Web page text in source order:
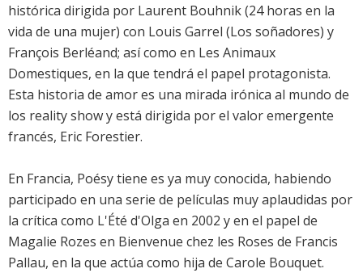
histórica dirigida por Laurent Bouhnik (24 horas en la
vida de una mujer) con Louis Garrel (Los soñadores) y
François Berléand; así como en Les Animaux
Domestiques, en la que tendrá el papel protagonista.
Esta historia de amor es una mirada irónica al mundo de
los reality show y está dirigida por el valor emergente
francés, Eric Forestier.
En Francia, Poésy tiene es ya muy conocida, habiendo
participado en una serie de películas muy aplaudidas por
la crítica como L'Été d'Olga en 2002 y en el papel de
Magalie Rozes en Bienvenue chez les Roses de Francis
Pallau, en la que actúa como hija de Carole Bouquet.